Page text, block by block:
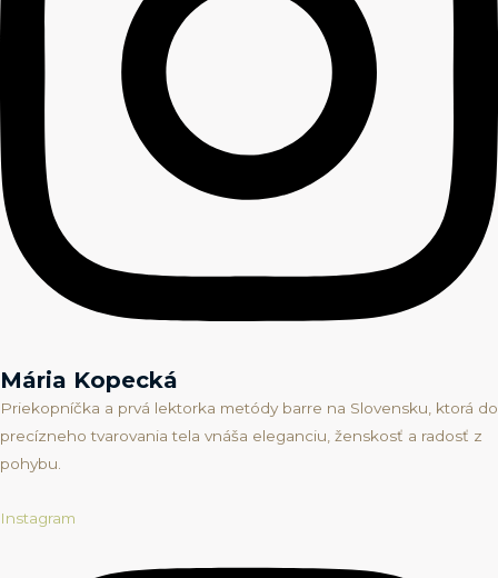
Mária Kopecká
Priekopníčka a prvá lektorka metódy barre na Slovensku, ktorá do
precízneho tvarovania tela vnáša eleganciu, ženskosť a radosť z
pohybu.
Instagram